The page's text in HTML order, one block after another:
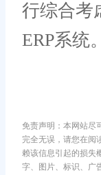
行综合考
ERP系统。
免责声明：本网站尽
完全无误，请您在阅
赖该信息引起的损失
字、图片、标识、广